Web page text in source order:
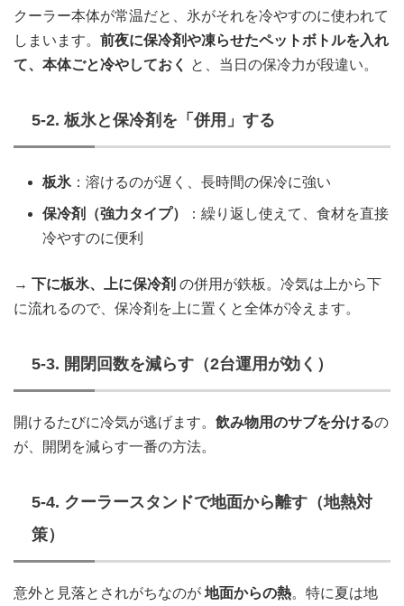
クーラー本体が常温だと、氷がそれを冷やすのに使われて
しまいます。 前夜に保冷剤や凍らせたペットボトルを入れ
て、本体ごと冷やしておく
と、当日の保冷力が段違い。
5-2. 板氷と保冷剤を「併用」する
板氷 ：溶けるのが遅く、長時間の保冷に強い
保冷剤（強力タイプ）
：繰り返し使えて、食材を直接
冷やすのに便利
→ 下に板氷、上に保冷剤 の併用が鉄板。冷気は上から下
に流れるので、保冷剤を上に置くと全体が冷えます。
5-3. 開閉回数を減らす（2台運用が効く）
開けるたびに冷気が逃げます。 飲み物用のサブを分けるの
が、開閉を減らす一番の方法。
5-4. クーラースタンドで地面から離す（地熱対
策）
意外と見落とされがちなのが 地面からの熱。特に夏は地